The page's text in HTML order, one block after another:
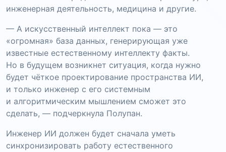
инженерная деятельность, медицина и другие.
— А искусственный интеллект пока — это
«огромная» база данных, генерирующая уже
известные естественному интеллекту факты.
Но в будущем возникнет ситуация, когда нужно
будет чёткое проектирование пространства ИИ,
и только инженер с его системным
и алгоритмическим мышлением сможет это
сделать, — подчеркнула Полупан.
Инженер ИИ должен будет сначала уметь
синхронизировать работу естественного